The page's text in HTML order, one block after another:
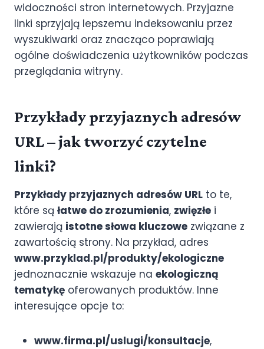
widoczności stron internetowych. Przyjazne
linki sprzyjają lepszemu indeksowaniu przez
wyszukiwarki oraz znacząco poprawiają
ogólne doświadczenia użytkowników podczas
przeglądania witryny.
Przykłady przyjaznych adresów
URL – jak tworzyć czytelne
linki?
Przykłady przyjaznych adresów URL to te,
które są łatwe do zrozumienia, zwięzłe i
zawierają istotne słowa kluczowe związane z
zawartością strony. Na przykład, adres
www.przyklad.pl/produkty/ekologiczne
jednoznacznie wskazuje na ekologiczną
tematykę oferowanych produktów. Inne
interesujące opcje to:
www.firma.pl/uslugi/konsultacje,